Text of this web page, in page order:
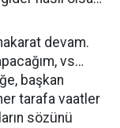
devam.
vs…
başkan
her tarafa vaatler
sözünü